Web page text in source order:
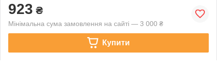
923 ₴
Мінімальна сума замовлення на сайті — 3 000 ₴
Купити